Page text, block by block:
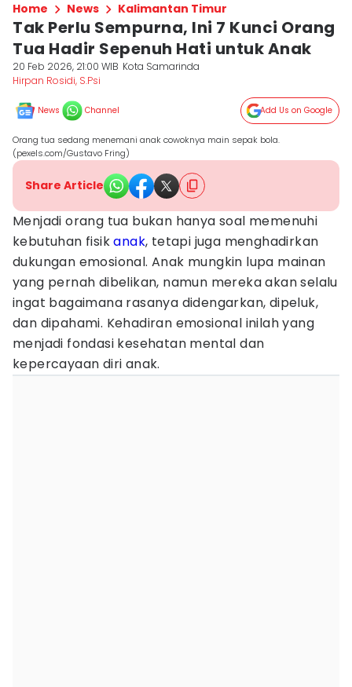
Home News Kalimantan Timur
Tak Perlu Sempurna, Ini 7 Kunci Orang
Tua Hadir Sepenuh Hati untuk Anak
20 Feb 2026, 21:00 WIB Kota Samarinda
Hirpan Rosidi, S.Psi
News Channel Add Us on Google
Orang tua sedang menemani anak cowoknya main sepak bola.
(pexels.com/Gustavo Fring)
Share Article
Menjadi orang tua bukan hanya soal memenuhi
kebutuhan fisikanak, tetapi juga menghadirkan
dukungan emosional. Anak mungkin lupa mainan
yang pernah dibelikan, namun mereka akan selalu
ingat bagaimana rasanya didengarkan, dipeluk,
dan dipahami. Kehadiran emosional inilah yang
menjadi fondasi kesehatan mental dan
kepercayaan diri anak.